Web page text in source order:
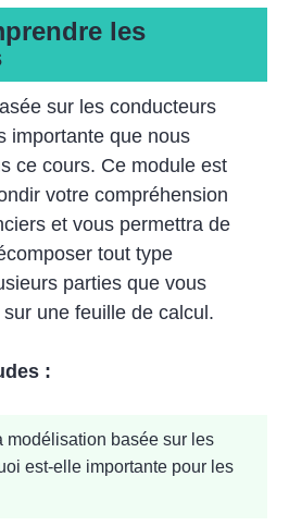
les
sur les conducteurs
importante que nous
ce cours. Ce module est
votre compréhension
et vous permettra de
tout type
parties que vous
une feuille de calcul.
:
modélisation basée sur les
est-elle importante pour les